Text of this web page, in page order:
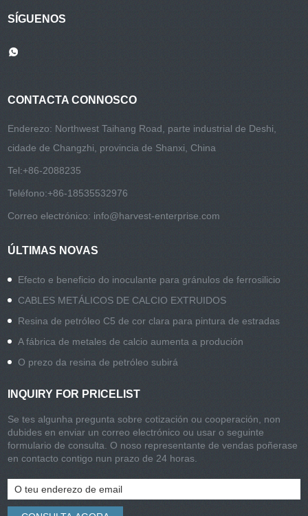
SÍGUENOS
CONTACTA CONNOSCO
Enderezo: Northwest Taihang Road, parte industrial de Deshi,
cidade de Changzhi, provincia de Shanxi, China
Tel:+86-2088235
Teléfono:+86-18535532976
Correo electrónico: info@harvest-enterprise.com
ÚLTIMAS NOVAS
Efecto e beneficio do inoculante para gránulos de ferrosilicio
CABLES METÁLICOS DE CALCIO EXTRUIDOS
Resina de petróleo C5 de cor clara para pintura de estradas
A fábrica de metales de calcio aumenta a produción
O prezo da resina de petróleo subirá
INQUIRY FOR PRICELIST
Se tes algunha pregunta sobre cotización ou cooperación, non
dubides en enviar un correo electrónico ou usar o seguinte
formulario de consulta. O noso representante de vendas poñerase
en contacto contigo nun prazo de 24 horas.